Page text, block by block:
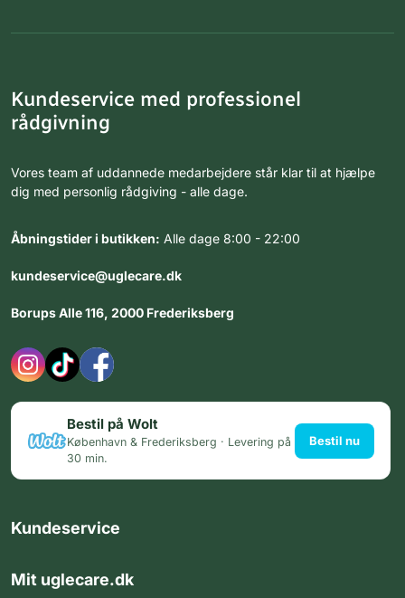
Kundeservice med professionel
rådgivning
Vores team af uddannede medarbejdere står klar til at hjælpe
dig med personlig rådgiving - alle dage.
Åbningstider i butikken: Alle dage 8:00 - 22:00
kundeservice@uglecare.dk
Borups Alle 116, 2000 Frederiksberg
Bestil på Wolt
København & Frederiksberg · Levering på
30 min.
Bestil nu
Kundeservice
Mit uglecare.dk